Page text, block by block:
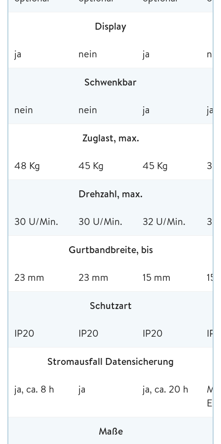
Display
ja nein ja
Schwenkbar
nein nein ja ja
Zuglast, max.
48 Kg 45 Kg 45 Kg 30
Drehzahl, max.
30 U/Min. 30 U/Min. 32 U/Min. 36
Gurtbandbreite, bis
23 mm 23 mm 15 mm 15
Schutzart
IP20 IP20 IP20
Stromausfall Datensicherung
ja, ca. 8 h ja ja, ca. 20 h
Maße